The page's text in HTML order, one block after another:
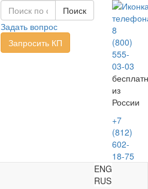
Задать вопрос
Запросить КП
8
(800)
555-
03-03
из
России
+7
(812)
602-
18-75
ENG
RUS